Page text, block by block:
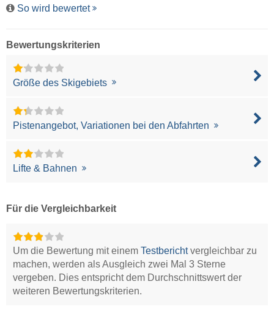
So wird bewertet
Bewertungskriterien
Größe des Skigebiets
Pistenangebot, Variationen bei den Abfahrten
Lifte & Bahnen
Für die Vergleichbarkeit
Um die Bewertung mit einemTestberichtvergleichbar zu
machen, werden als Ausgleich zwei Mal 3 Sterne
vergeben. Dies entspricht dem Durchschnittswert der
weiteren Bewertungskriterien.